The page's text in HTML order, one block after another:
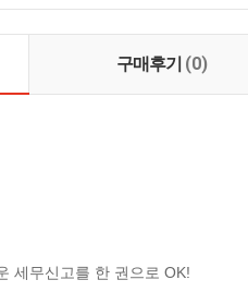
구매후기 (0)
세무신고를 한 권으로 OK!